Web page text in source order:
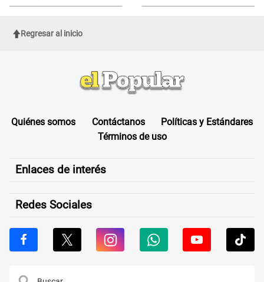
sufrir una "emergencia médica"
Regresar al inicio
Quiénes somos Contáctanos
Políticas y Estándares
Términos de uso
Enlaces de interés
Redes Sociales